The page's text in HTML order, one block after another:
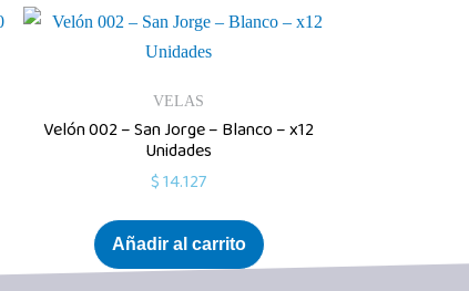
VELAS
Velón 002 – San Jorge – Blanco – x12
Unidades
$14.127
Añadir al carrito